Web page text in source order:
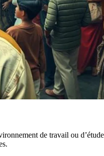
de travail ou